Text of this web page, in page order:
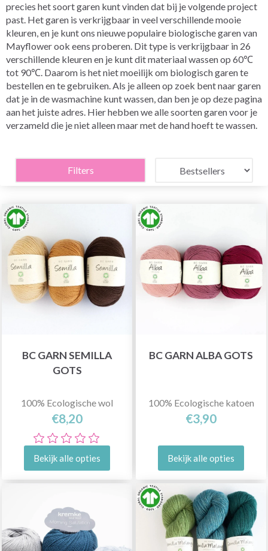
precies het soort garen kunt vinden dat bij je volgende project
past. Het garen is verkrijgbaar in veel verschillende mooie
kleuren, en je kunt ons nieuwe populaire biologische garen van
Mayflower ook eens proberen. Dit type is verkrijgbaar in 26
verschillende kleuren en je kunt dit materiaal wassen op 60℃
tot 90℃. Daarom is het niet moeilijk om biologisch garen te
bestellen en te gebruiken. Als je alleen op zoek bent naar garen
dat je in de wasmachine kunt wassen, dan ben je op deze pagina
aan het juiste adres. Hier hebben we alle soorten garen voor je
verzameld die je niet alleen maar met de hand hoeft te wassen.
Filters
BC GARN SEMILLA
GOTS
100% Ecologische wol
€8,20
Bekijk alle opties
BC GARN ALBA GOTS
100% Ecologische katoen
€3,90
Bekijk alle opties